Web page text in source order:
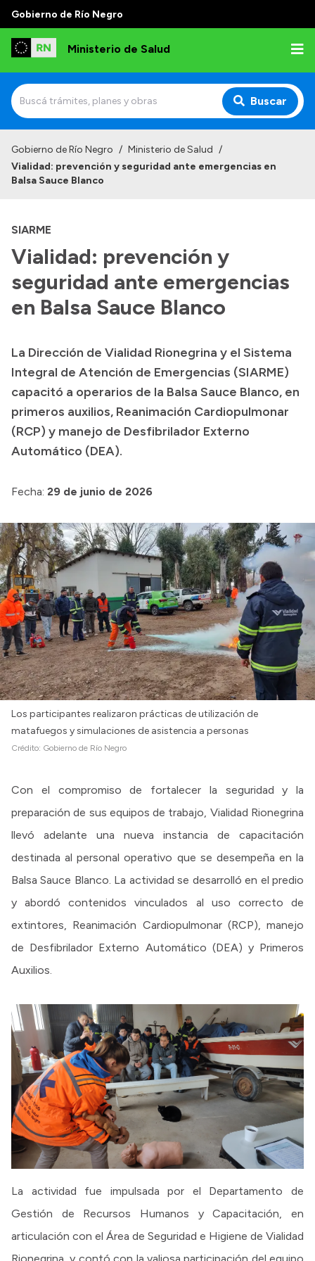
Gobierno de Río Negro
Ministerio de Salud
Buscar
Institucional
Autoridades
Consejos locales
Transparencia
Boletín Oficial
Compras y licitaciones
Consulta de expedientes
Consulta de pago a proveedores
Convocatorias
Gobierno de Río Negro / Ministerio de Salud /
Vialidad: prevención y seguridad ante emergencias en
Balsa Sauce Blanco
SIARME
Vialidad: prevención y
seguridad ante emergencias
en Balsa Sauce Blanco
La Dirección de Vialidad Rionegrina y el Sistema
Integral de Atención de Emergencias (SIARME)
capacitó a operarios de la Balsa Sauce Blanco, en
primeros auxilios, Reanimación Cardiopulmonar
(RCP) y manejo de Desfibrilador Externo
Automático (DEA).
Fecha: 29 de junio de 2026
Los participantes realizaron prácticas de utilización de
matafuegos y simulaciones de asistencia a personas
Crédito: Gobierno de Río Negro
Con el compromiso de fortalecer la seguridad y la
preparación de sus equipos de trabajo, Vialidad Rionegrina
llevó adelante una nueva instancia de capacitación
destinada al personal operativo que se desempeña en la
Balsa Sauce Blanco. La actividad se desarrolló en el predio
y abordó contenidos vinculados al uso correcto de
extintores, Reanimación Cardiopulmonar (RCP), manejo
de Desfibrilador Externo Automático (DEA) y Primeros
Auxilios.
La actividad fue impulsada por el Departamento de
Gestión de Recursos Humanos y Capacitación, en
articulación con el Área de Seguridad e Higiene de Vialidad
Rionegrina, y contó con la valiosa participación del equipo